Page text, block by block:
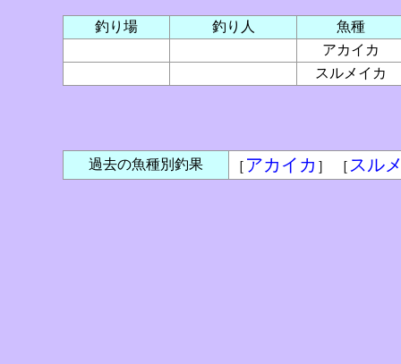
釣り場 釣り人
魚種
アカイカ
スルメイカ
過去の魚種別釣果 ［ アカイカ ］ ［ スル